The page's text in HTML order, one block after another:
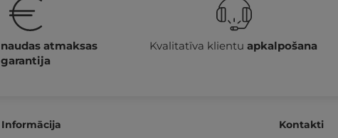
naudas atmaksas
garantija
Kvalitatīva klientuapkalpošana
Informācija Kontakti